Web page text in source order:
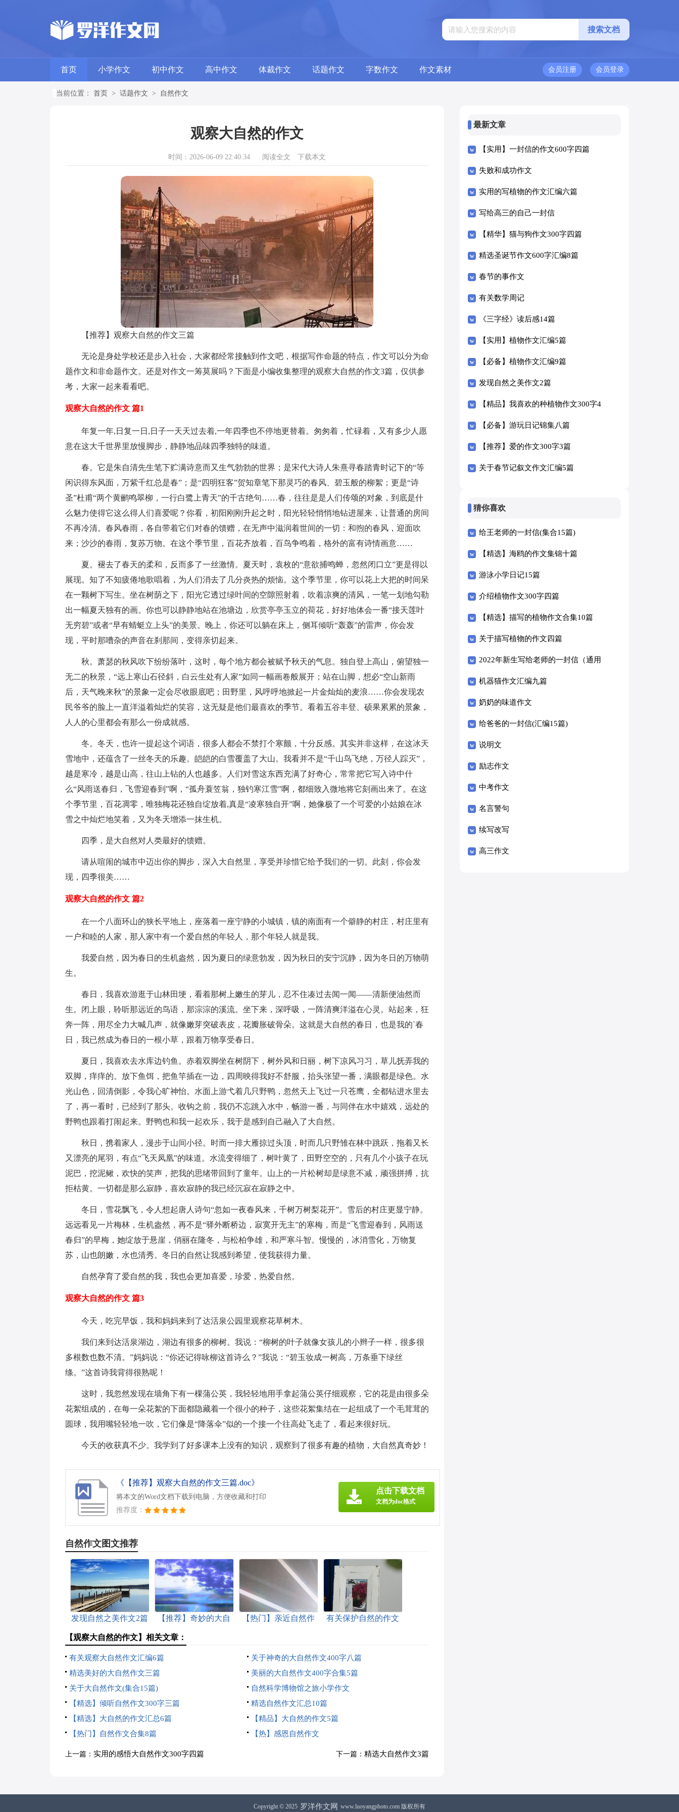
首页 小学作文 初中作文 高中作文 体裁作文 话题作文 字数作文 作文素材 会员登录
会员注册
当前位置： 首页 > 话题作文 > 自然作文
观察大自然的作文
时间：2026-06-09 22:40:34 阅读全文 下载本文
【推荐】观察大自然的作文三篇
无论是身处学校还是步入社会，大家都经常接触到作文吧，根据写作命题的特点，作文可以分为命
题作文和非命题作文。还是对作文一筹莫展吗？下面是小编收集整理的观察大自然的作文3篇，仅供参
考，大家一起来看看吧。
观察大自然的作文 篇1
年复一年,日复一日,日子一天天过去着,一年四季也不停地更替着。匆匆着，忙碌着，又有多少人愿
意在这大千世界里放慢脚步，静静地品味四季独特的味道。
春。它是朱自清先生笔下贮满诗意而又生气勃勃的世界；是宋代大诗人朱熹寻春踏青时记下的“等
闲识得东风面，万紫千红总是春”；是“四明狂客”贺知章笔下那灵巧的春风、碧玉般的柳絮；更是“诗
圣”杜甫“两个黄鹂鸣翠柳，一行白鹭上青天”的千古绝句……春，往往是是人们传颂的对象，到底是什
么魅力使得它这么得人们喜爱呢？你看，初阳刚刚升起之时，阳光轻轻悄悄地钻进屋来，让普通的房间
不再冷清。春风春雨，各自带着它们对春的馈赠，在无声中滋润着世间的一切：和煦的春风，迎面吹
来；沙沙的春雨，复苏万物。在这个季节里，百花齐放着，百鸟争鸣着，格外的富有诗情画意……
夏。褪去了春天的柔和，反而多了一丝激情。夏天时，袁枚的“意欲捕鸣蝉，忽然闭口立”更是得以
展现。知了不知疲倦地歌唱着，为人们消去了几分炎热的烦恼。这个季节里，你可以花上大把的时间呆
在一颗树下写生。坐在树荫之下，阳光它透过绿叶间的空隙照射着，吹着凉爽的清风，一笔一划地勾勒
出一幅夏天独有的画。你也可以静静地站在池塘边，欣赏亭亭玉立的荷花，好好地体会一番“接天莲叶
无穷碧”或者“早有蜻蜓立上头”的美景。晚上，你还可以躺在床上，侧耳倾听“轰轰”的雷声，你会发
现，平时那嘈杂的声音在刹那间，变得亲切起来。
秋。萧瑟的秋风吹下纷纷落叶，这时，每个地方都会被赋予秋天的气息。独自登上高山，俯望独一
无二的秋景，“远上寒山石径斜，白云生处有人家”如同一幅画卷般展开；站在山脚，想必“空山新雨
后，天气晚来秋”的景象一定会尽收眼底吧；田野里，风呼呼地掀起一片金灿灿的麦浪……你会发现农
民爷爷的脸上一直洋溢着灿烂的笑容，这无疑是他们最喜欢的季节。看着五谷丰登、硕果累累的景象，
人人的心里都会有那么一份成就感。
冬。冬天，也许一提起这个词语，很多人都会不禁打个寒颤，十分反感。其实并非这样，在这冰天
雪地中，还蕴含了一丝冬天的乐趣。皑皑的白雪覆盖了大山。我看并不是“千山鸟飞绝，万径人踪灭”，
越是寒冷，越是山高，往山上钻的人也越多。人们对雪这东西充满了好奇心，常常把它写入诗中什
么“风雨送春归，飞雪迎春到”啊，“孤舟蓑笠翁，独钓寒江雪”啊，都细致入微地将它刻画出来了。在这
个季节里，百花凋零，唯独梅花还独自绽放着,真是“凌寒独自开”啊，她像极了一个可爱的小姑娘在冰
雪之中灿烂地笑着，又为冬天增添一抹生机。
四季，是大自然对人类最好的馈赠。
请从喧闹的城市中迈出你的脚步，深入大自然里，享受并珍惜它给予我们的一切。此刻，你会发
现，四季很美……
观察大自然的作文 篇2
在一个八面环山的狭长平地上，座落着一座宁静的小城镇，镇的南面有一个僻静的村庄，村庄里有
一户和睦的人家，那人家中有一个爱自然的年轻人，那个年轻人就是我。
我爱自然，因为春日的生机盎然，因为夏日的绿意勃发，因为秋日的安宁沉静，因为冬日的万物萌
生。
春日，我喜欢游逛于山林田埂，看着那树上嫩生的芽儿，忍不住凑过去闻一闻——清新便油然而
生。闭上眼，聆听那远近的鸟语，那淙淙的溪流。坐下来，深呼吸，一阵清爽洋溢在心灵。站起来，狂
奔一阵，用尽全力大喊几声，就像嫩芽突破表皮，花瓣胀破骨朵。这就是大自然的春日，也是我的`春
日，我已然成为春日的一根小草，跟着万物享受春日。
夏日，我喜欢去水库边钓鱼。赤着双脚坐在树阴下，树外风和日丽，树下凉风习习，草儿抚弄我的
双脚，痒痒的。放下鱼饵，把鱼竿插在一边，四周映得我好不舒服，抬头张望一番，满眼都是绿色。水
光山色，回清倒影，令我心旷神怡。水面上游弋着几只野鸭，忽然天上飞过一只苍鹰，全都钻进水里去
了，再一看时，已经到了那头。收钩之前，我仍不忘跳入水中，畅游一番，与同伴在水中嬉戏，远处的
野鸭也跟着打闹起来。野鸭也和我一起欢乐，我于是感到自己融入了大自然。
秋日，携着家人，漫步于山间小径。时而一排大雁掠过头顶，时而几只野雏在林中跳跃，拖着又长
又漂亮的尾羽，有点“飞天凤凰”的味道。水流变得细了，树叶黄了，田野空空的，只有几个小孩子在玩
泥巴，挖泥鳅，欢快的笑声，把我的思绪带回到了童年。山上的一片松树却是绿意不减，顽强拼搏，抗
拒枯黄。一切都是那么寂静，喜欢寂静的我已经沉寂在寂静之中。
冬日，雪花飘飞，令人想起唐人诗句“忽如一夜春风来，千树万树梨花开”。雪后的村庄更显宁静。
远远看见一片梅林，生机盎然，再不是“驿外断桥边，寂寞开无主”的寒梅，而是“飞雪迎春到，风雨送
春归”的早梅，她绽放于悬崖，俏丽在隆冬，与松柏争雄，和严寒斗智。慢慢的，冰消雪化，万物复
苏，山也朗嫩，水也清秀。冬日的自然让我感到希望，使我获得力量。
自然孕育了爱自然的我，我也会更加喜爱，珍爱，热爱自然。
观察大自然的作文 篇3
今天，吃完早饭，我和妈妈来到了达活泉公园里观察花草树木。
我们来到达活泉湖边，湖边有很多的柳树。我说：“柳树的叶子就像女孩儿的小辫子一样，很多很
多根数也数不清。”妈妈说：“你还记得咏柳这首诗么？”我说：“碧玉妆成一树高，万条垂下绿丝
绦。”这首诗我背得很熟呢！
这时，我忽然发现在墙角下有一棵蒲公英，我轻轻地用手拿起蒲公英仔细观察，它的花是由很多朵
花絮组成的，在每一朵花絮的下面都隐藏着一个很小的种子，这些花絮集结在一起组成了一个毛茸茸的
圆球，我用嘴轻轻地一吹，它们像是“降落伞”似的一个接一个往高处飞走了，看起来很好玩。
今天的收获真不少。我学到了好多课本上没有的知识，观察到了很多有趣的植物，大自然真奇妙！
《【推荐】观察大自然的作文三篇.doc》
将本文的Word文档下载到电脑，方便收藏和打印
推荐度：
点击下载文档
文档为doc格式
自然作文图文推荐
发现自然之美作文2篇
【推荐】奇妙的大自
【热门】亲近自然作
有关保护自然的作文
【观察大自然的作文】相关文章：
有关观察大自然作文汇编6篇
关于神奇的大自然作文400字八篇
精选美好的大自然作文三篇
美丽的大自然作文400字合集5篇
关于大自然作文(集合15篇)
自然科学博物馆之旅小学作文
【精选】倾听自然作文300字三篇
精选自然作文汇总10篇
【精选】大自然的作文汇总6篇
【精品】大自然的作文5篇
【热门】自然作文合集8篇
【热】感恩自然作文
上一篇： 实用的感悟大自然作文300字四篇 下一篇： 精选大自然作文3篇
最新文章
【实用】一封信的作文600字四篇
失败和成功作文
实用的写植物的作文汇编六篇
写给高三的自己一封信
【精华】猫与狗作文300字四篇
精选圣诞节作文600字汇编8篇
春节的事作文
有关数学周记
《三字经》读后感14篇
【实用】植物作文汇编5篇
【必备】植物作文汇编9篇
发现自然之美作文2篇
【精品】我喜欢的种植物作文300字4
篇【必备】游玩日记锦集八篇
【推荐】爱的作文300字3篇
关于春节记叙文作文汇编5篇
猜你喜欢
给王老师的一封信(集合15篇)
【精选】海鸥的作文集锦十篇
游泳小学日记15篇
介绍植物作文300字四篇
【精选】描写的植物作文合集10篇
关于描写植物的作文四篇
2022年新生写给老师的一封信（通用
8篇）
机器猫作文汇编九篇
奶奶的味道作文
给爸爸的一封信(汇编15篇)
说明文
励志作文
中考作文
名言警句
续写改写
高三作文
Copyright © 2025 罗洋作文网 www.luoyangphoto.com 版权所有